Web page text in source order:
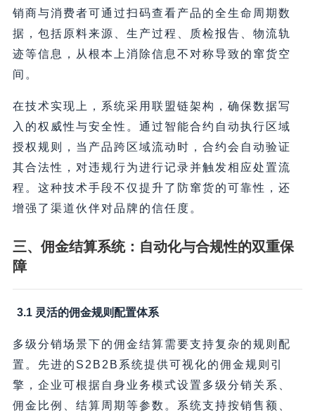
销商与消费者可通过扫码查看产品的全生命周期数
据，包括原料来源、生产过程、质检报告、物流轨
迹等信息，从根本上消除信息不对称导致的窜货空
间。
在技术实现上，系统采用联盟链架构，确保数据写
入的权威性与安全性。通过智能合约自动执行区域
授权规则，当产品跨区域流动时，合约会自动验证
其合法性，对违规行为进行记录并触发相应处置流
程。这种技术手段不仅提升了防窜货的可靠性，还
增强了渠道伙伴对品牌的信任度。
三、佣金结算系统：自动化与合规性的双重保
障
3.1 灵活的佣金规则配置体系
多级分销场景下的佣金结算需要支持复杂的规则配
置。先进的S2B2B系统提供可视化的佣金规则引
擎，企业可根据自身业务模式设置多级分销关系、
佣金比例、结算周期等参数。系统支持按销售额、